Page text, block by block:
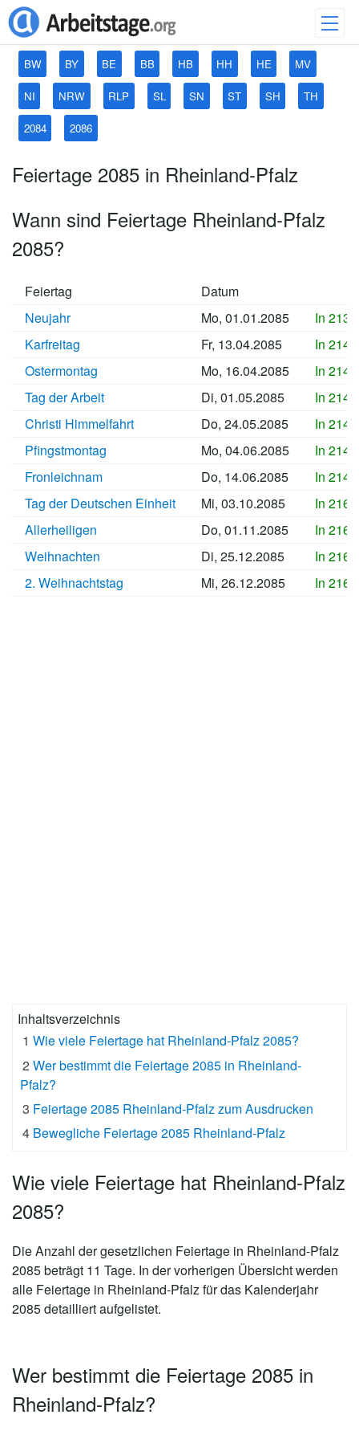
BW BY BE BB HB HH HE MV
NI NRW RLP SL SN ST SH TH
2084 2086
Feiertage 2085 in Rheinland-Pfalz
Wann sind Feiertage Rheinland-Pfalz
2085?
Feiertag
Datum
Neujahr
Mo, 01.01.2085
In
Karfreitag
Fr, 13.04.2085
In
Ostermontag
Mo, 16.04.2085
In
Tag der Arbeit
Di, 01.05.2085
In
Christi Himmelfahrt
Do, 24.05.2085
In
Pfingstmontag
Mo, 04.06.2085
In
Fronleichnam
Do, 14.06.2085
In
Tag der Deutschen Einheit
Mi, 03.10.2085
In
Allerheiligen
Do, 01.11.2085
In
Weihnachten
Di, 25.12.2085
In
2. Weihnachtstag
Mi, 26.12.2085 In
Inhaltsverzeichnis
1 Wie viele Feiertage hat Rheinland-Pfalz 2085?
2 Wer bestimmt die Feiertage 2085 in Rheinland-
Pfalz?
3 Feiertage 2085 Rheinland-Pfalz zum Ausdrucken
4 Bewegliche Feiertage 2085 Rheinland-Pfalz
Wie viele Feiertage hat Rheinland-Pfalz
2085?
Die Anzahl der gesetzlichen Feiertage in Rheinland-Pfalz
2085 beträgt 11 Tage. In der vorherigen Übersicht werden
alle Feiertage in Rheinland-Pfalz für das Kalenderjahr
2085 detailliert aufgelistet.
Wer bestimmt die Feiertage 2085 in
Rheinland-Pfalz?